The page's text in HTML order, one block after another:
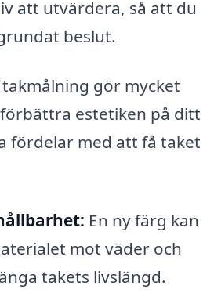
att utvärdera, så att du
beslut.
gör mycket
estetiken på ditt
fördelar med att få taket
En ny färg kan
mot väder och
takets livslängd.